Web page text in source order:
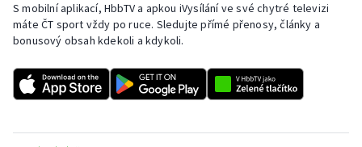
S mobilní aplikací, HbbTV a apkou iVysílání ve své chytré televizi
máte ČT sport vždy po ruce. Sledujte přímé přenosy, články a
bonusový obsah kdekoli a kdykoli.